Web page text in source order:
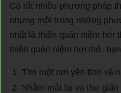
Có rất nhiều phương pháp
nhưng một trong những
nhất là thiền quán niệm hơi
thiền quán niệm hơi thở,
Tìm một nơi yên tĩnh và
Nhắm mắt lại và thư giãn